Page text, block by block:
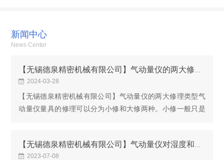
新闻中心
News Center
【无锡德泉精密机械有限公司】气动量仪的两大修理类型
2024-03-28
【无锡德泉精密机械有限公司】气动量仪的两大修理类型气
动量仪量具的修理可以分为小修和大修两种。小修一般只是
【无锡德泉精密机械有限公司】气动量仪对湿度和环境因素有哪些需求
2023-07-08